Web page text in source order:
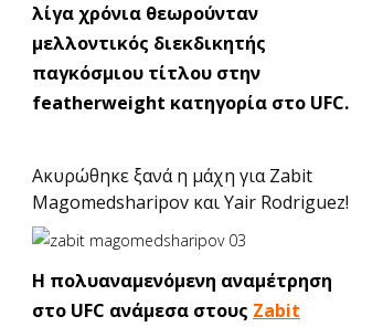
λίγα χρόνια θεωρούνταν
μελλοντικός διεκδικητής
παγκόσμιου τίτλου στην
featherweight κατηγορία στο UFC.
Ακυρώθηκε ξανά η μάχη για Zabit
Magomedsharipov και Yair Rodriguez!
Η πολυαναμενόμενη αναμέτρηση
στο UFC ανάμεσα στους Zabit